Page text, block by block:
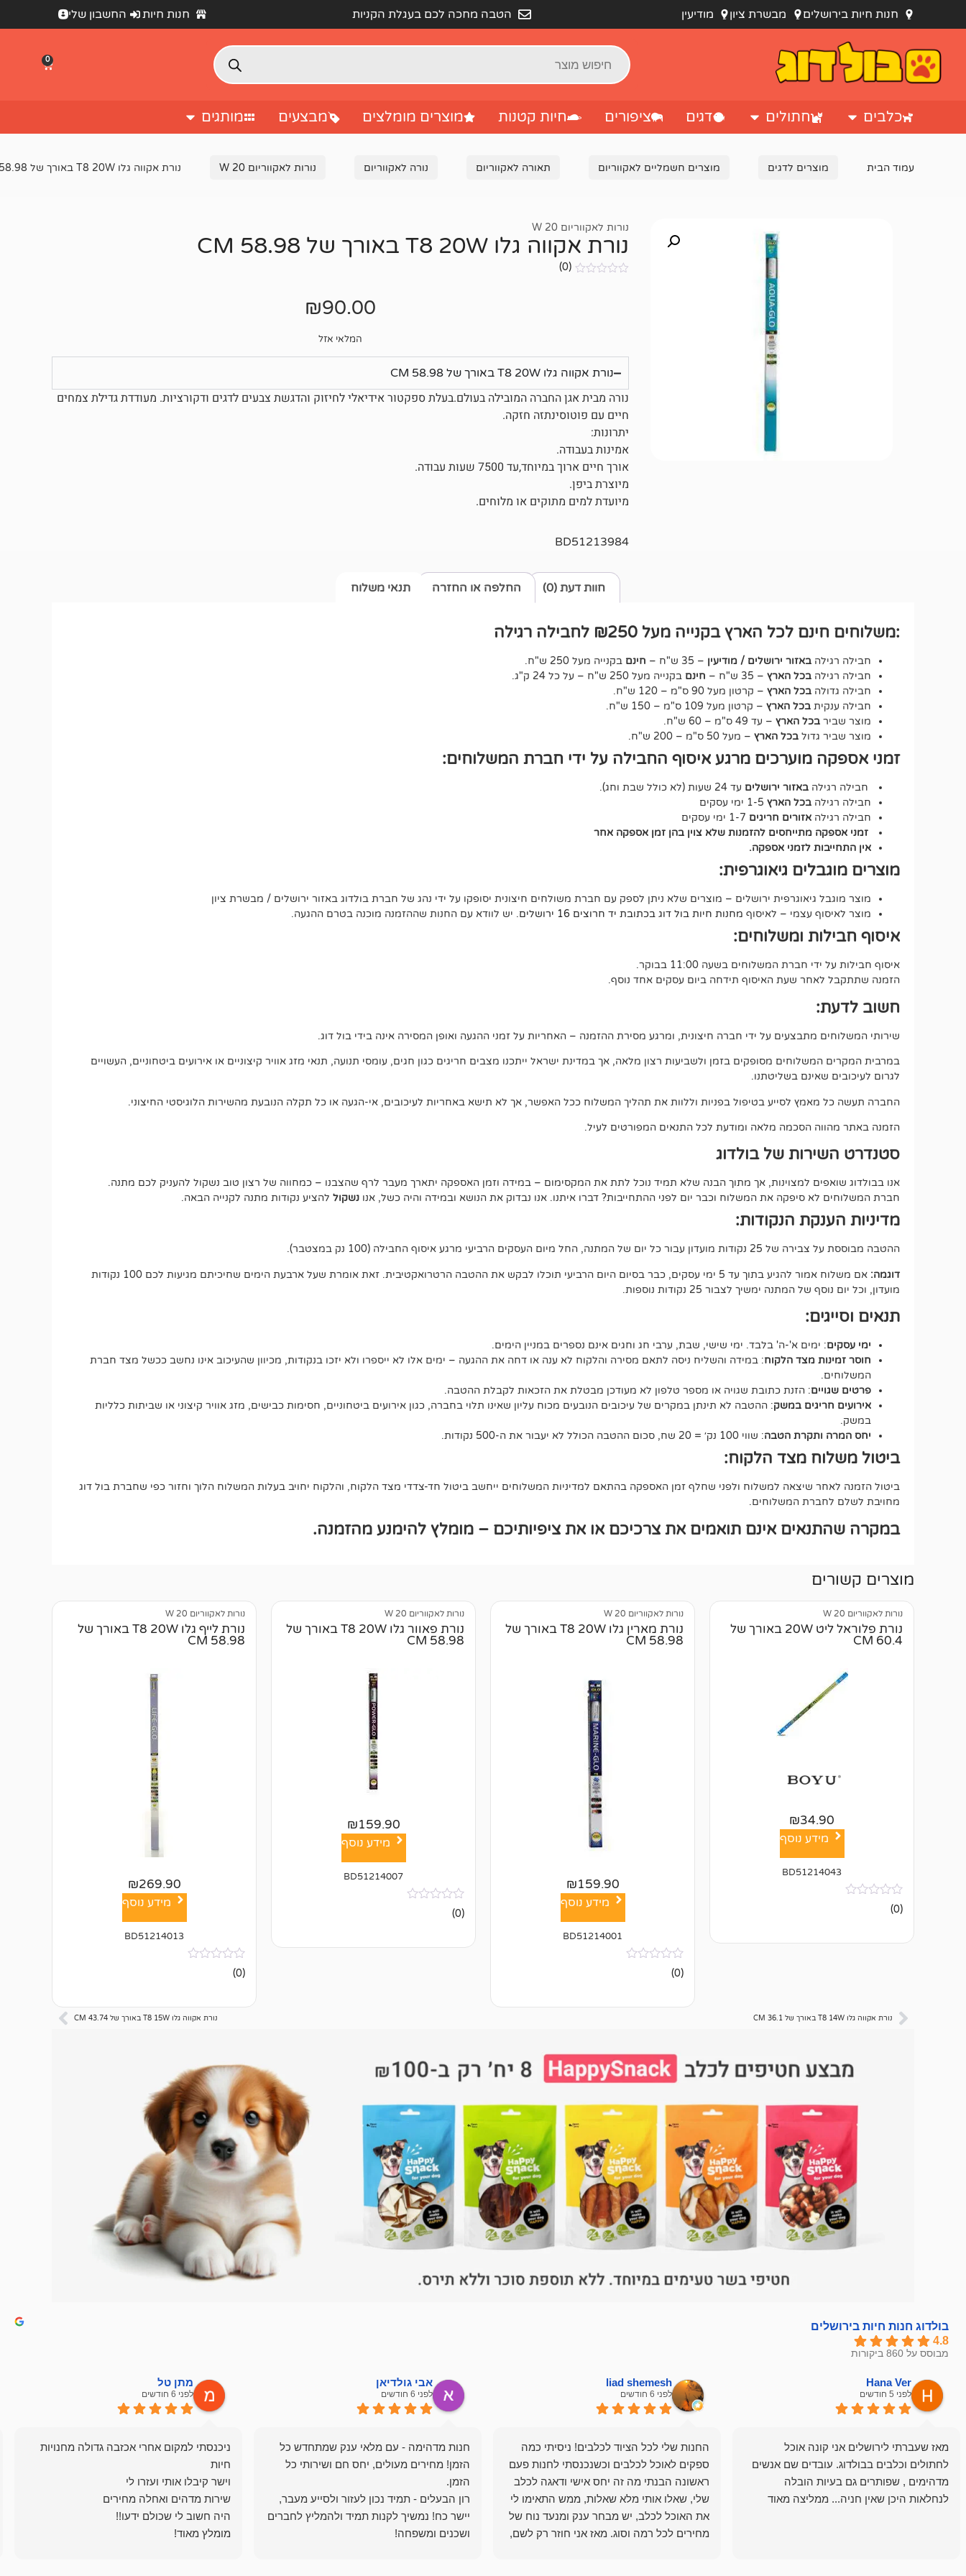
חנות חיות בירושלים מבשרת ציון מודיעין הטבה מחכה לכם בעגלת הקניות חנות חיות החשבון שלי
0
כלבים חתולים דגים ציפורים חיות קטנות מוצרים מומלצים מבצעים מותגים
עמוד הבית מוצרים לדגים מוצרים חשמליים לאקווריום תאורה לאקווריום נורה לאקווריום נורות לאקווריום 20 W נורת אקווה גלו T8 20W באורך של 58.98 CM
נורות לאקווריום 20 W
נורת אקווה גלו T8 20W באורך של 58.98 CM
(0)
₪90.00
המלאי אזל
נורת אקווה גלו T8 20W באורך של 58.98 CM
נורה מבית אגן החברה המובילה בעולם.בעלת ספקטור אידיאלי לחיזוק והדגשת צבעים לדגים ודקורציות. מעודדת גדילת צמחים
חיים עם פוטוסינתזה חזקה.
יתרונות:
אמינות בעבודה.
אורך חיים ארוך במיוחד,עד 7500 שעות עבודה.
מיוצרת ביפן.
מיועדת למים מתוקים או מלוחים.
BD51213984
תנאי משלוח חוות דעת (0) החלפה או החזרה
:משלוחים חינם לכל הארץ בקנייה מעל ₪250 לחבילה רגילה
חבילה רגילה באזור ירושלים / מודיעין – 35 ש"ח – חינם בקנייה מעל 250 ש"ח.
חבילה רגילה בכל הארץ – 35 ש"ח – חינם בקנייה מעל 250 ש"ח – על כל 24 ק"ג.
חבילה גדולה בכל הארץ – קרטון מעל 90 ס"מ – 120 ש"ח.
חבילה ענקית בכל הארץ – קרטון מעל 109 ס"מ – 150 ש"ח.
מוצר שביר בכל הארץ – עד 49 ס"מ – 60 ש"ח.
מוצר שביר גדול בכל הארץ – מעל 50 ס"מ – 200 ש"ח.
זמני אספקה מוערכים מרגע איסוף החבילה על ידי חברת המשלוחים:
חבילה רגילה באזור ירושלים עד 24 שעות (לא כולל שבת וחג).
חבילה רגילה בכל הארץ
חבילה רגילה אזורים חריגים
זמני אספקה מתייחסים להזמנות שלא צוין בהן זמן אספקה אחר
אין התחייבות לזמני אספקה.
מוצרים מוגבלים גיאוגרפית:
מוצר מוגבל גיאוגרפית ירושלים – מוצרים שלא ניתן לספק עם חברת משולחים חיצונית יסופקו על ידי נהג של חברת בולדוג באזור ירושלים / מבשרת ציון
מוצר לאיסוף עצמי – לאיסוף מחנות חיות בול דוג בכתובת יד חרוצים 16 ירושלים . יש לוודא עם החנות שההזמנה מוכנה בטרם ההגעה.
איסוף חבילות ומשלוחים:
איסוף חבילות על ידי חברת המשלוחים בשעה 11:00 בבוקר.
הזמנה שתתקבל לאחר שעת האיסוף תידחה ביום עסקים אחד נוסף.
חשוב לדעת:
שירותי המשלוחים מתבצעים על ידי חברה חיצונית, ומרגע מסירת ההזמנה – האחריות על זמני ההגעה ואופן המסירה אינה בידי בול דוג.
במרבית המקרים המשלוחים מסופקים בזמן ולשביעות רצון מלאה, אך במדינת ישראל ייתכנו מצבים חריגים כגון חגים, עומסי תנועה, תנאי מזג אוויר קיצוניים או אירועים ביטחוניים, העשויים
לגרום לעיכובים שאינם בשליטתנו.
החברה תעשה כל מאמץ לסייע בטיפול בפניות וללוות את תהליך המשלוח ככל האפשר, אך לא תישא באחריות לעיכובים, אי-הגעה או כל תקלה הנובעת מהשירות הלוגיסטי החיצוני.
הזמנה באתר מהווה הסכמה מלאה ומודעת לכל התנאים המפורטים לעיל.
סטנדרט השירות של בולדוג
אנו בבולדוג שואפים למצוינות, אך מתוך הבנה שלא תמיד נוכל לתת את המקסימום – במידה וזמן האספקה יתארך מעבר לרף שהצבנו – כמחווה של רצון טוב נשקול להעניק לכם מתנה.
חברת המשלוחים לא סיפקה את המשלוח וכבר יום לפני ההתחייבות? דברו איתנו. אנו נבדוק את הנושא ובמידה והיה כשל, אנו נשקול להציע נקודות מתנה לקנייה הבאה.
מדיניות הענקת הנקודות:
ההטבה מבוססת על צבירה של 25 נקודות מועדון עבור כל יום של המתנה, החל מיום העסקים הרביעי מרגע איסוף החבילה (100 נק במצטבר).
דוגמה:
אם משלוח אמור להגיע בתוך עד 5 ימי עסקים, כבר בסיום היום הרביעי תוכלו לבקש את ההטבה הרטרואקטיבית. זאת אומרת שעל ארבעת הימים שחיכיתם מגיעות לכם 100 נקודות
מועדון, וכל יום נוסף של המתנה ימשיך לצבור 25 נקודות נוספות.
תנאים וסייגים:
ימי עסקים: ימים א'-ה' בלבד. ימי שישי, שבת, ערבי חג וחגים אינם נספרים במניין הימים.
חוסר זמינות מצד הלקוח: במידה והשליח ניסה לתאם מסירה והלקוח לא ענה או דחה את ההגעה – ימים אלו לא ייספרו ולא יזכו בנקודות, מכיוון שהעיכוב אינו נחשב ככשל מצד חברת
המשלוחים.
פרטים שגויים: הזנת כתובת שגויה או מספר טלפון לא מעודכן מבטלת את הזכאות לקבלת ההטבה.
אירועים חריגים במשק: ההטבה לא תינתן במקרים של עיכובים הנובעים מכוח עליון שאינו תלוי בחברה, כגון אירועים ביטחוניים, חסימות כבישים, מזג אוויר קיצוני או שביתות כלליות
במשק.
יחס המרה ותקרת הטבה: שווי 100 נק׳ = 20 שח, סכום ההטבה הכולל לא יעבור את ה-500 נקודות.
ביטול משלוח מצד הלקוח:
ביטול הזמנה לאחר שיצאה למשלוח ולפני שחלף זמן האספקה בהתאם למדיניות המשלוחים ייחשב ביטול חד-צדדי מצד הלקוח, והלקוח יחויב בעלות המשלוח הלוך וחזור כפי שחברת בול דוג
מחויבת לשלם לחברת המשלוחים.
במקרה שהתנאים אינם תואמים את צרכיכם או את ציפיותיכם – מומלץ להימנע מהזמנה.
מוצרים קשורים
נורות לאקווריום 20 W
נורת פלוראל ליט 20W באורך של
60.4 CM
₪34.90
מידע נוסף
BD51214043
אין
ביקורות
(0)
נורות לאקווריום 20 W
נורת מארין גלו T8 20W באורך של
58.98 CM
₪159.90
מידע נוסף
BD51214001
אין
ביקורות
(0)
נורות לאקווריום 20 W
נורת פאוור גלו T8 20W באורך של
58.98 CM
₪159.90
מידע נוסף
BD51214007
אין
ביקורות
(0)
נורות לאקווריום 20 W
נורת לייף גלו T8 20W באורך של
58.98 CM
₪269.90
מידע נוסף
BD51214013
אין
ביקורות
(0)
נורת אקווה גלו T8 14W באורך של 36.1 CM נורת אקווה גלו T8 15W באורך של 43.74 CM
בולדוג חנות חיות בירושלים
4.8
מבוסס על 860 ביקורות
Hana Ver
לפני 5 חודשים
מאז שעברתי לירושלים אני קונה אוכל
לחתולים וכלבים בבולדוג. עובדים שם אנשים
מדהימים , שפותרים גם בעיות הובלה
לנחלאות היכן שאין חניה... ממליצה מאוד
liad shemesh
לפני 6 חודשים
החנות שלי לכל הציוד לכלבים! ניסיתי כמה
ספקים לאוכל לכלבים וכשנכנסתי לחנות פעם
ראשונה הבנתי מה זה יחס אישי ודאגה לכלב
שלי, שאלו אותי מלא שאלות, ממש התאימו לי
את האוכל לכלב, יש מבחר ענק ומנעד נוח של
מחירים לכל רמה וסוג. מאז אני חוזר רק לשם,
אבי גולדיאן
לפני 6 חודשים
חנות מדהימה - עם מלאי ענק שמתחדש כל
הזמן! מחירים מעולים, יחס חם ושירותי כל
רון הבעלים - תמיד נכון לעזור ולסייע מעבר,
יישר כח! נמשיך לקנות תמיד ולהמליץ לחברים
ושכנים ומשפחה!
מתן טל
לפני 6 חודשים
ניכנסתי למקום אחרי אכזבה גדולה מחנויות
מומלץ מאוד!